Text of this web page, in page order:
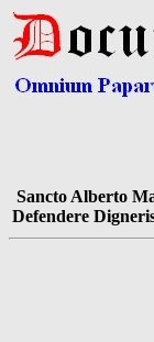
Sancto Alberto
Defendere